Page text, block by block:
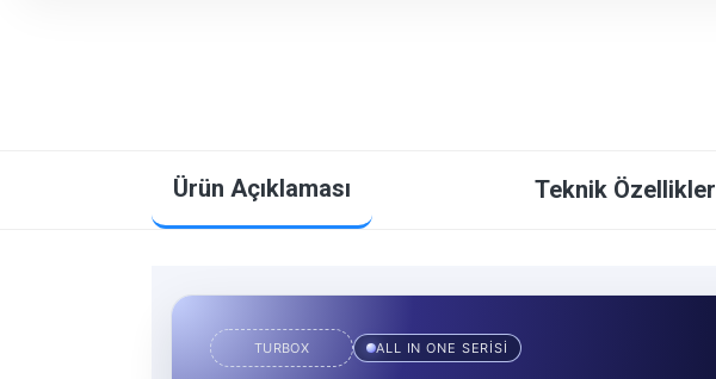
Ürün Açıklaması Teknik Özellikler
TURBOX ALL IN ONE SERİSİ